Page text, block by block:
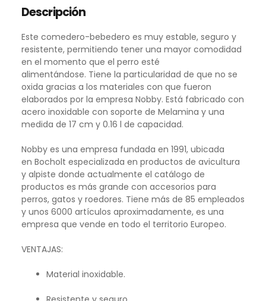
Descripción
Este comedero-bebedero es muy estable, seguro y
resistente, permitiendo tener una mayor comodidad
en el momento que el perro esté
alimentándose. Tiene la particularidad de que no se
oxida gracias a los materiales con que fueron
elaborados por la empresa Nobby. Está fabricado con
acero inoxidable con soporte de Melamina y una
medida de 17 cm y 0.16 l de capacidad.
Nobby es una empresa fundada en 1991, ubicada
en Bocholt especializada en productos de avicultura
y alpiste donde actualmente el catálogo de
productos es más grande con accesorios para
perros, gatos y roedores. Tiene más de 85 empleados
y unos 6000 artículos aproximadamente, es una
empresa que vende en todo el territorio Europeo.
VENTAJAS:
Material inoxidable.